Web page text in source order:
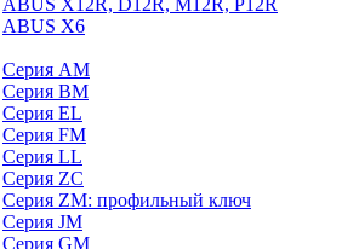
ABUS X12R, D12R, M12R, P12R
ABUS X6
Серия AM
Серия BM
Серия EL
Серия FM
Серия LL
Серия ZC
Серия ZM: профильный ключ
Серия JM
Серия GM